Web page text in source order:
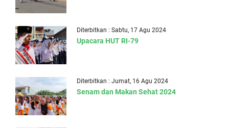
Diterbitkan : Sabtu, 17 Agu 2024
Upacara HUT RI-79
Diterbitkan : Jumat, 16 Agu 2024
Senam dan Makan Sehat 2024